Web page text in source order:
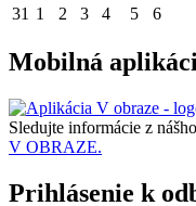
31 1 2 3 4 5 6
Mobilná
Sledujte informácie z
V OBRAZE.
Prihlásenie k